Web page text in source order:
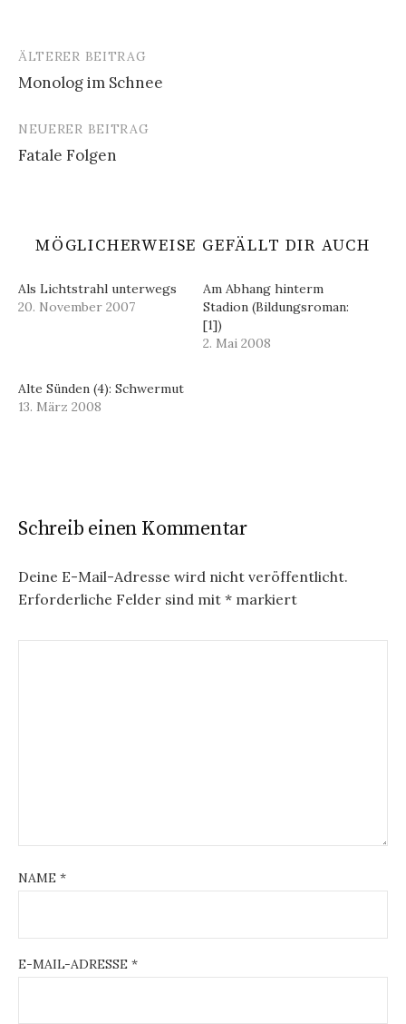
Beitrags-
Navigation
ÄLTERER BEITRAG
Monolog im Schnee
NEUERER BEITRAG
Fatale Folgen
MÖGLICHERWEISE GEFÄLLT DIR AUCH
Als Lichtstrahl unterwegs
20. November 2007
Am Abhang hinterm
Stadion (Bildungsroman:
[1])
2. Mai 2008
Alte Sünden (4): Schwermut
13. März 2008
Schreib einen Kommentar
Deine E-Mail-Adresse wird nicht veröffentlicht.
Erforderliche Felder sind mit * markiert
NAME *
E-MAIL-ADRESSE *